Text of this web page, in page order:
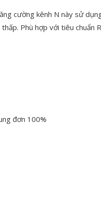
cường kênh N này sử
Phù hợp với tiêu chuẩn
đơn 100%